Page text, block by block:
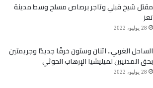
مقتل شيخ قبلي وتاجر برصاص مسلح وسط مدينة
تعز
28 يوليو، 2022
الساحل الغربي.. اثنان وستون خرقًا جديدًا وجريمتين
بحق المدنيين لميليشيا الإرهاب الحوثي
28 يوليو، 2022